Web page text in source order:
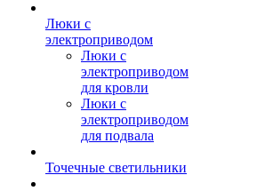
Люки с
электроприводом
Люки с
электроприводом
для кровли
Люки с
электроприводом
для подвала
Точечные светильники